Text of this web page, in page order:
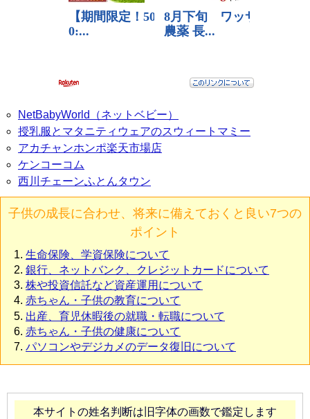
NetBabyWorld（ネットベビー）
授乳服とマタニティウェアのスウィートマミー
アカチャンホンポ楽天市場店
ケンコーコム
西川チェーンふとんタウン
子供の成長に合わせ、将来に備えておくと良い7つの
ポイント
生命保険、学資保険について
銀行、ネットバンク、クレジットカードについて
株や投資信託など資産運用について
赤ちゃん・子供の教育について
出産、育児休暇後の就職・転職について
赤ちゃん・子供の健康について
パソコンやデジカメのデータ復旧について
本サイトの姓名判断は旧字体の画数で鑑定します